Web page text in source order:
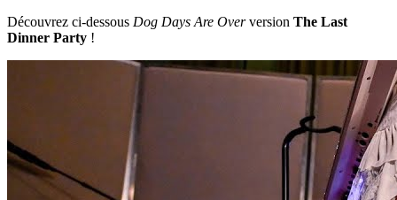
Découvrez ci-dessous Dog Days Are Overversion The Last
Dinner Party !